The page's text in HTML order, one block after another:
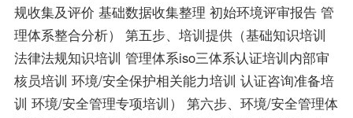
规收集及评价 基础数据收集整理 初始环境评审报告 管
理体系整合分析） 第五步、培训提供（基础知识培训
法律法规知识培训 管理体系iso三体系认证培训内部审
核员培训 环境/安全保护相关能力培训 认证咨询准备培
训 环境/安全管理专项培训） 第六步、环境/安全管理体